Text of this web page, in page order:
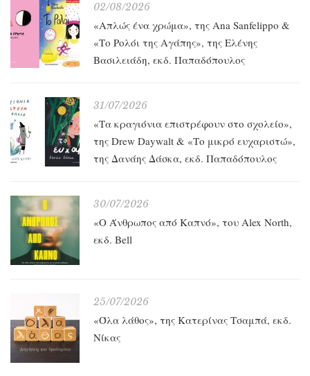
02/08/2026
«Απλώς ένα χρώμα», της Ana Sanfelippo &
«Το Ρολόι της Αγάπης», της Ελένης
Βασιλειάδη, εκδ. Παπαδόπουλος
31/07/2026
«Τα κραγιόνια επιστρέφουν στο σχολείο»,
της Drew Daywalt & «Το μικρό ευχαριστώ»,
της Δανάης Δάσκα, εκδ. Παπαδόπουλος
30/07/2026
«O Άνθρωπος από Καπνό», του Alex North,
εκδ. Bell
25/07/2026
«Όλα λάθος», της Κατερίνας Τσαμπά, εκδ.
Νίκας